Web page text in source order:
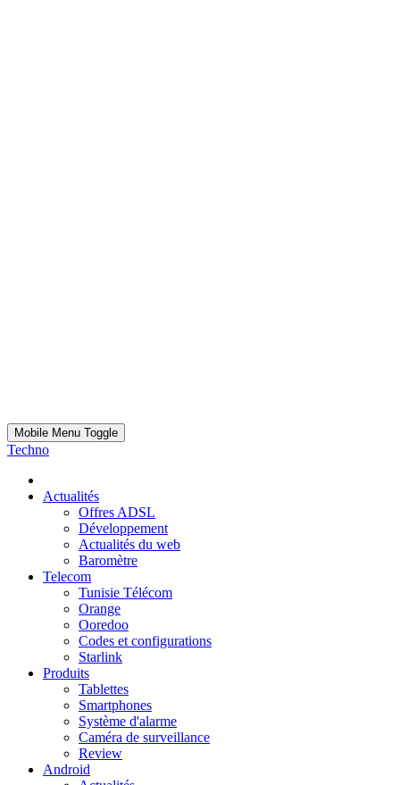
Mobile Menu Toggle
Techno
Actualités
Offres ADSL
Développement
Actualités du web
Baromètre
Telecom
Tunisie Télécom
Orange
Ooredoo
Codes et configurations
Starlink
Produits
Tablettes
Smartphones
Système d'alarme
Caméra de surveillance
Review
Android